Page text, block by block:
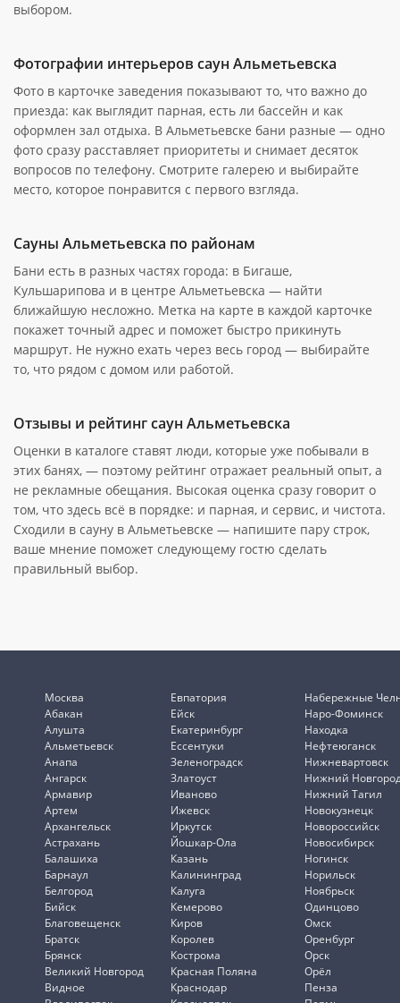
выбором.
Фотографии интерьеров саун Альметьевска
Фото в карточке заведения показывают то, что важно до
приезда: как выглядит парная, есть ли бассейн и как
оформлен зал отдыха. В Альметьевске бани разные — одно
фото сразу расставляет приоритеты и снимает десяток
вопросов по телефону. Смотрите галерею и выбирайте
место, которое понравится с первого взгляда.
Сауны Альметьевска по районам
Бани есть в разных частях города: в Бигаше,
Кульшарипова и в центре Альметьевска — найти
ближайшую несложно. Метка на карте в каждой карточке
покажет точный адрес и поможет быстро прикинуть
маршрут. Не нужно ехать через весь город — выбирайте
то, что рядом с домом или работой.
Отзывы и рейтинг саун Альметьевска
Оценки в каталоге ставят люди, которые уже побывали в
этих банях, — поэтому рейтинг отражает реальный опыт, а
не рекламные обещания. Высокая оценка сразу говорит о
том, что здесь всё в порядке: и парная, и сервис, и чистота.
Сходили в сауну в Альметьевске — напишите пару строк,
ваше мнение поможет следующему гостю сделать
правильный выбор.
Москва
Абакан
Алушта
Альметьевск
Анапа
Ангарск
Армавир
Артем
Архангельск
Астрахань
Балашиха
Барнаул
Белгород
Бийск
Благовещенск
Братск
Брянск
Великий Новгород
Видное
Евпатория
Ейск
Екатеринбург
Ессентуки
Зеленоградск
Златоуст
Иваново
Ижевск
Иркутск
Йошкар-Ола
Казань
Калининград
Калуга
Кемерово
Киров
Королев
Кострома
Красная Поляна
Краснодар
Набережные
Наро-Фоминск
Находка
Нефтеюганск
Нижневартовск
Нижний
Нижний Тагил
Новокузнецк
Новороссийск
Новосибирск
Ногинск
Норильск
Ноябрьск
Одинцово
Омск
Оренбург
Орск
Орёл
Пенза